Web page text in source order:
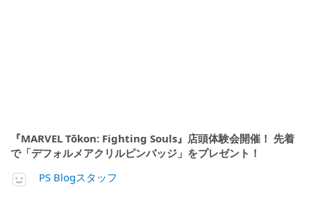
『MARVEL Tōkon: Fighting Souls』店頭体験会開催！ 先着
で「デフォルメアクリルピンバッジ」をプレゼント！
PS Blogスタッフ